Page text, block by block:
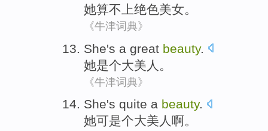
她算不上绝色美女。
《牛津词典》
She's a great beauty.
她是个大美人 。
《牛津词典》
She's quite a beauty.
她可是个大美人啊。